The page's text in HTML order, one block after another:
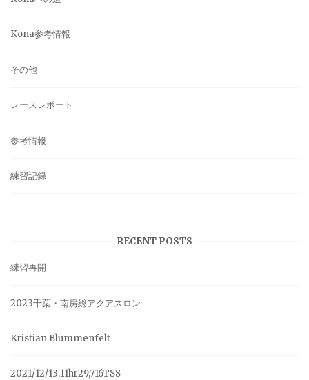
Kona参考情報
その他
レースレポート
参考情報
練習記録
RECENT POSTS
練習再開
2023千葉・南房総アクアスロン
Kristian Blummenfelt
2021/12/13,11hr29,716TSS